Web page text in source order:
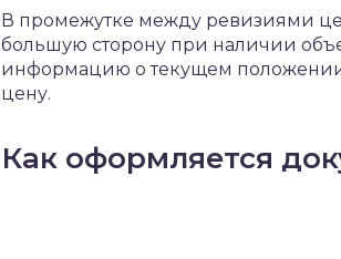
В промежутке между ревизиями
большую сторону при наличии
информацию о текущем
цену.
Как оформляется